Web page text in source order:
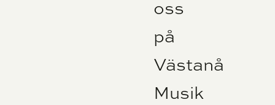
oss
på
Västanå
Musik